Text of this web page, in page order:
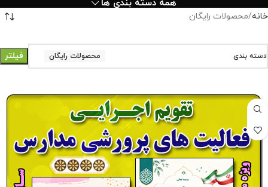
همه دسته بندی ها
خانه محصولات رایگان
دسته بندی محصولات رایگان فیلتر